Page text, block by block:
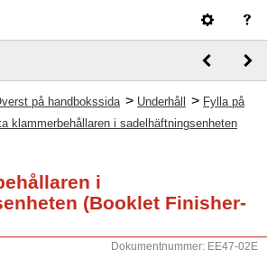
på handbokssida > Underhåll > Fylla på
klammerbehållaren i sadelhäftningsenheten
i
(Booklet Finisher-
Dokumentnummer: EE47-02E